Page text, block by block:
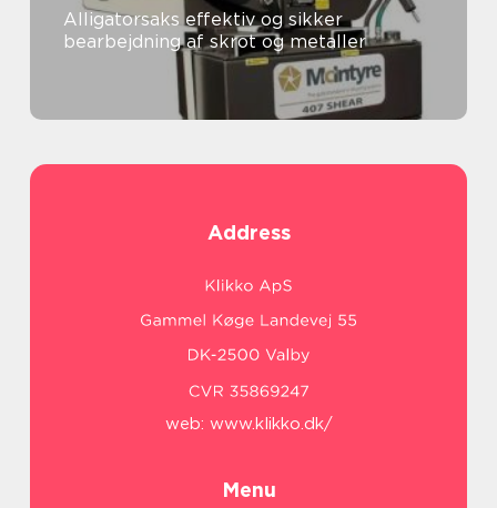
Alligatorsaks effektiv og sikker
bearbejdning af skrot og metaller
Address
web: www.klikko.dk/
Menu